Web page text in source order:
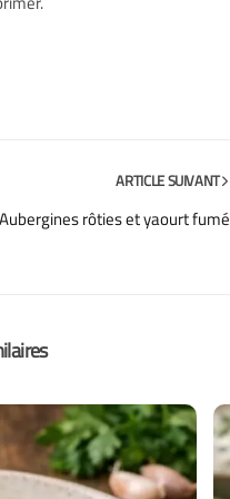
ARTICLE SUIVANT
Aubergines rôties et yaourt fumé